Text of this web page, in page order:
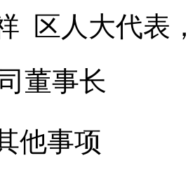
区人大代表
董事长
他事项